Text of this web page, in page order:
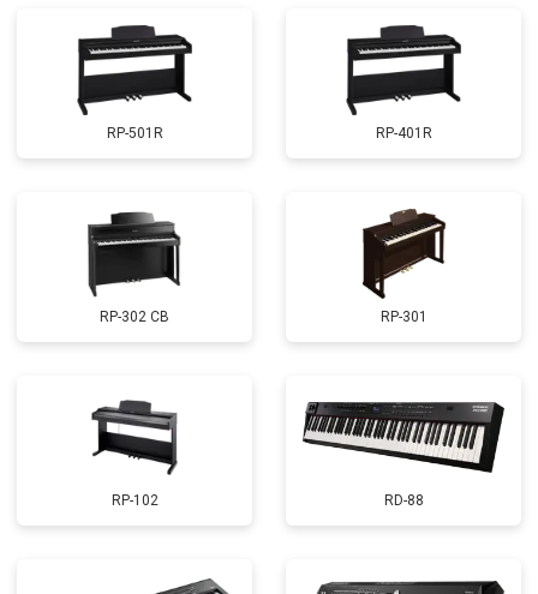
RP-501R RP-401R
RP-302 CB RP-301
RP-102 RD-88